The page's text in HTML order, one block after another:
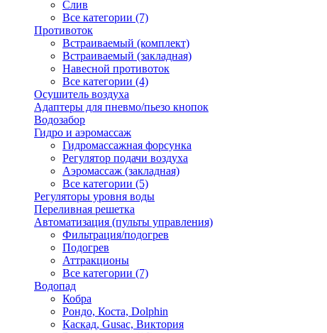
Слив
Все категории (7)
Противоток
Встраиваемый (комплект)
Встраиваемый (закладная)
Навесной противоток
Все категории (4)
Осушитель воздуха
Адаптеры для пневмо/пьезо кнопок
Водозабор
Гидро и аэромассаж
Гидромассажная форсунка
Регулятор подачи воздуха
Аэромассаж (закладная)
Все категории (5)
Регуляторы уровня воды
Переливная решетка
Автоматизация (пульты управления)
Фильтрация/подогрев
Подогрев
Аттракционы
Все категории (7)
Водопад
Кобра
Рондо, Коста, Dolphin
Каскад, Gusac, Виктория